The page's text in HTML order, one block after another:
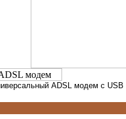
ADSL модем с USB